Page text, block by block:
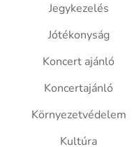
Jegykezelés
Jótékonyság
Koncert ajánló
Koncertajánló
Környezetvédelem
Kultúra